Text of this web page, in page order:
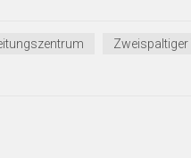
Zweispaltiger